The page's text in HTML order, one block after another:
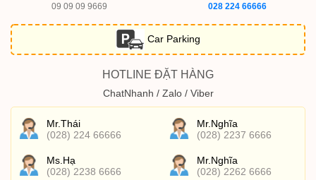
09 09 09 9669
028 224 66666
Car Parking
HOTLINE ĐẶT HÀNG
ChatNhanh / Zalo / Viber
Mr.Thái
(028) 224 66666
Mr.Nghĩa
(028) 2237 6666
Ms.Hạ
(028) 2238 6666
Mr.Nghĩa
(028) 2262 6666